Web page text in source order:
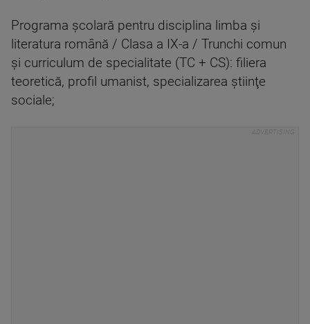
Programa şcolară pentru disciplina limba şi
literatura română / Clasa a IX-a / Trunchi comun
şi curriculum de specialitate (TC + CS): filiera
teoretică, profil umanist, specializarea ştiinţe
sociale;